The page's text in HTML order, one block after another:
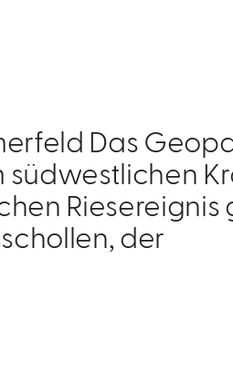
Das
Riesereignis
der